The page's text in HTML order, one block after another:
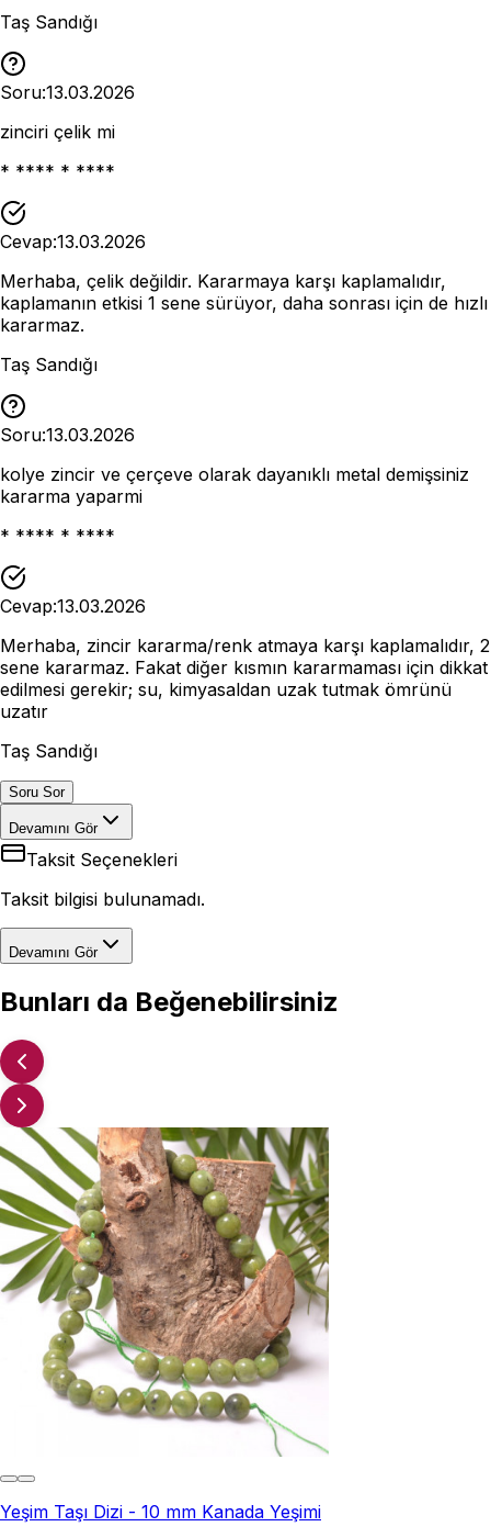
Taş Sandığı
Soru:13.03.2026
zinciri çelik mi
* **** * ****
Cevap:13.03.2026
Merhaba, çelik değildir. Kararmaya karşı kaplamalıdır,
kaplamanın etkisi 1 sene sürüyor, daha sonrası için de hızlı
kararmaz.
Taş Sandığı
Soru:13.03.2026
kolye zincir ve çerçeve olarak dayanıklı metal demişsiniz
kararma yaparmi
* **** * ****
Cevap:13.03.2026
Merhaba, zincir kararma/renk atmaya karşı kaplamalıdır, 2
sene kararmaz. Fakat diğer kısmın kararmaması için dikkat
edilmesi gerekir; su, kimyasaldan uzak tutmak ömrünü
uzatır
Taş Sandığı
Soru Sor
Devamını Gör
Taksit Seçenekleri
Taksit bilgisi bulunamadı.
Devamını Gör
Bunları da Beğenebilirsiniz
Yeşim Taşı Dizi - 10 mm Kanada Yeşimi